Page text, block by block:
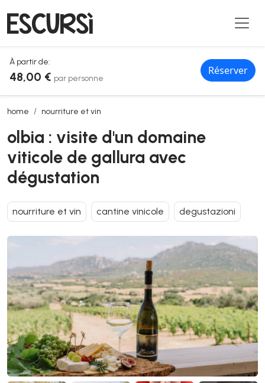
À partir de:
48,00 € par personne
Réserver
home nourriture et vin
olbia : visite d'un domaine viticole de gallura avec dégustation
olbia : visite d'un domaine
viticole de gallura avec
dégustation
nourriture et vin cantine vinicole degustazioni